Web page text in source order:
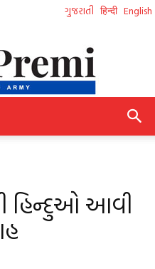
ગુજરાતી हिन्दी English
હિન્દુઓ આવી